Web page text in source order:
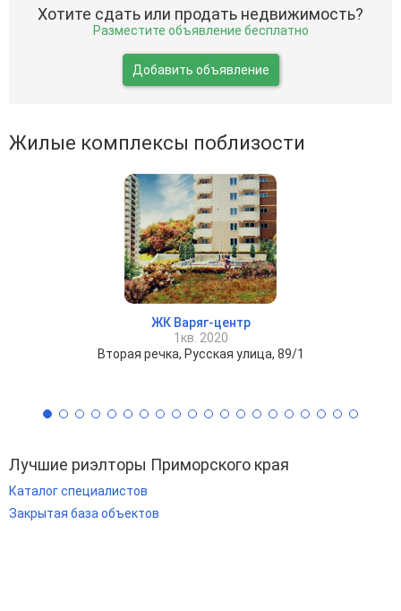
Хотите сдать или продать недвижимость?
Разместите объявление бесплатно
Добавить объявление
Жилые комплексы поблизости
ЖК Варяг-центр
1кв. 2020
Вторая речка, Русская улица, 89/1
Лучшие риэлторы Приморского края
Каталог специалистов
Закрытая база объектов